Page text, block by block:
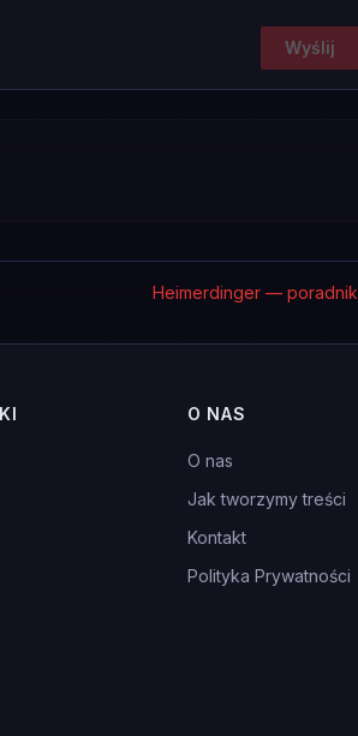
Wyślij
Heimerdinger — poradnik
O NAS
O nas
Jak tworzymy treści
Kontakt
Polityka Prywatności